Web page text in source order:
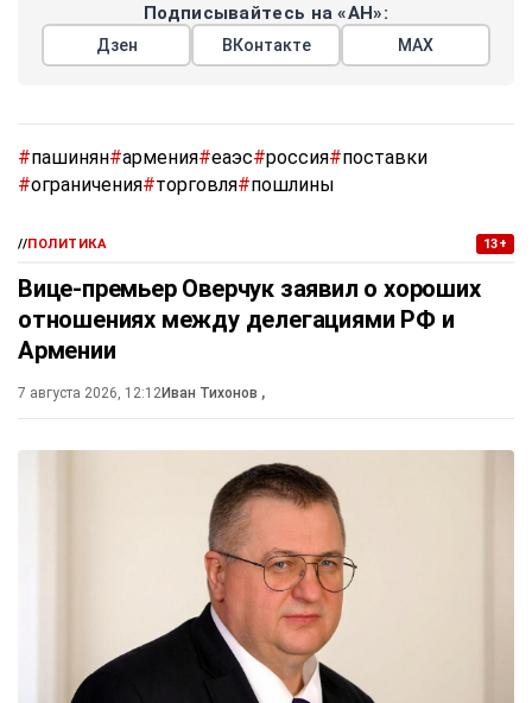
Подписывайтесь на «АН»:
Дзен ВКонтакте МАХ
#пашинян#армения#еаэс#россия#поставки
#ограничения#торговля#пошлины
//ПОЛИТИКА 13+
Вице-премьер Оверчук заявил о хороших
отношениях между делегациями РФ и
Армении
7 августа 2026, 12:12Иван Тихонов ,